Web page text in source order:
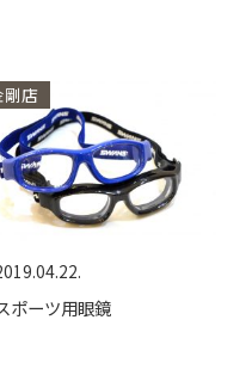
剛店
ポーツ用眼鏡